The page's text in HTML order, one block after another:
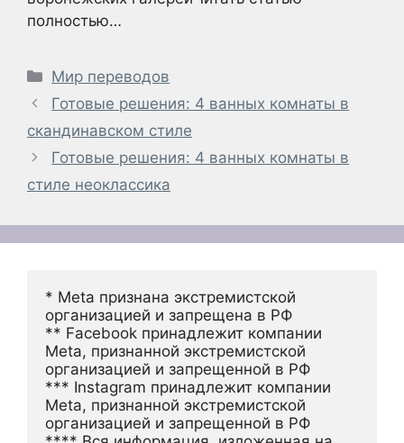
полностью…
Рубрики
Мир переводов
Готовые решения: 4 ванных комнаты в
скандинавском стиле
Готовые решения: 4 ванных комнаты в
стиле неоклассика
* Meta признана экстремистской
организацией и запрещена в РФ
** Facebook принадлежит компании
Meta, признанной экстремистской
организацией и запрещенной в РФ
*** Instagram принадлежит компании
Meta, признанной экстремистской
организацией и запрещенной в РФ